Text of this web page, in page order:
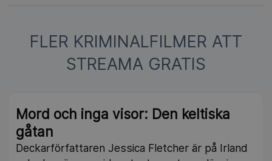
FLER KRIMINALFILMER ATT
STREAMA GRATIS
Mord och inga visor: Den keltiska
gåtan
Deckarförfattaren Jessica Fletcher är på Irland